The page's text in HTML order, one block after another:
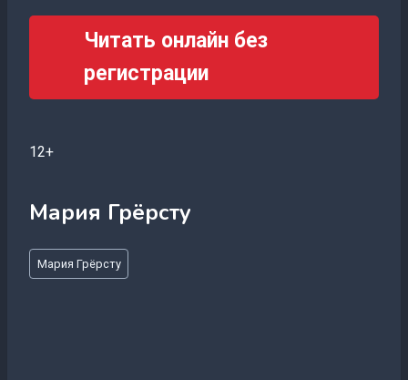
Читать онлайн без
регистрации
12+
Мария Грёрсту
Метки
записи:
Мария Грёрсту